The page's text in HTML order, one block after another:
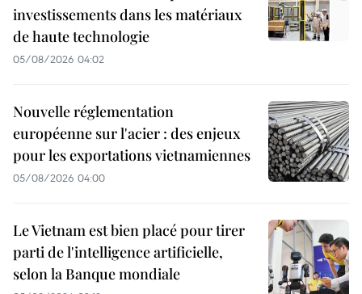
investissements dans les matériaux
de haute technologie
05/08/2026 04:02
Nouvelle réglementation
européenne sur l'acier : des enjeux
pour les exportations vietnamiennes
05/08/2026 04:00
Le Vietnam est bien placé pour tirer
parti de l'intelligence artificielle,
selon la Banque mondiale